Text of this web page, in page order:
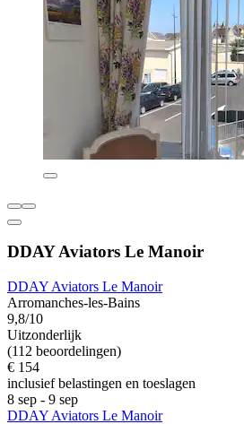
DDAY Aviators Le Manoir
DDAY Aviators Le Manoir
Arromanches-les-Bains
9,8/10
Uitzonderlijk
(112 beoordelingen)
€ 154
inclusief belastingen en toeslagen
8 sep - 9 sep
DDAY Aviators Le Manoir